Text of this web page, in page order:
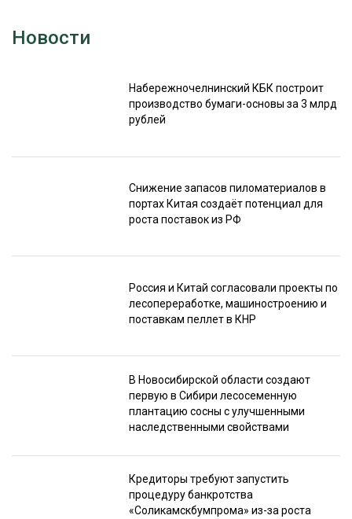
Новости
Набережночелнинский КБК построит
производство бумаги-основы за 3 млрд
рублей
Снижение запасов пиломатериалов в
портах Китая создаёт потенциал для
роста поставок из РФ
Россия и Китай согласовали проекты по
лесопереработке, машиностроению и
поставкам пеллет в КНР
В Новосибирской области создают
первую в Сибири лесосеменную
плантацию сосны с улучшенными
наследственными свойствами
Кредиторы требуют запустить
процедуру банкротства
«Соликамскбумпрома» из-за роста